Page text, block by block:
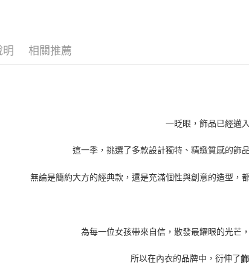
明 相關推薦
一眨眼，飾品已經邁
這一季，挑選了多款設計獨特、精緻質感的飾
無論是簡約大方的經典款，還是充滿個性與創意的造型，
為每一位女孩帶來自信，散發最耀眼的光芒
所以在內衣的品牌中，衍伸了